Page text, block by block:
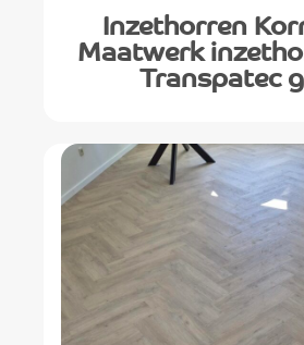
Inzethorren
Maatwerk
Transpatec